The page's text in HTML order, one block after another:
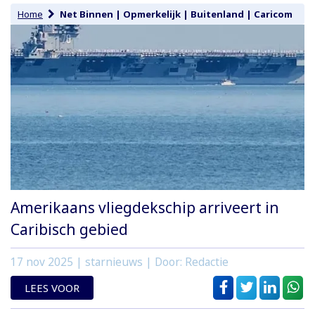
Home Net Binnen | Opmerkelijk | Buitenland | Caricom
Amerikaans vliegdekschip arriveert in
Caribisch gebied
17 nov 2025 | starnieuws | Door: Redactie
LEES VOOR